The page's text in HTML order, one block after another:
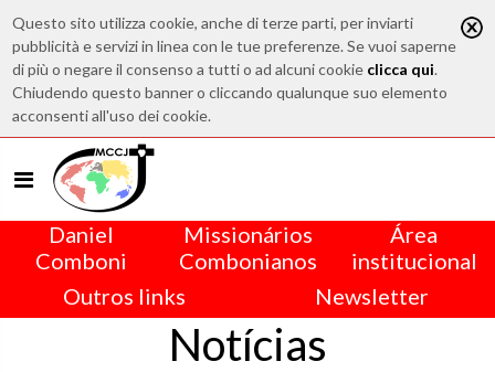
Questo sito utilizza cookie, anche di terze parti, per inviarti
pubblicità e servizi in linea con le tue preferenze. Se vuoi saperne
di più o negare il consenso a tutti o ad alcuni cookie clicca qui.
Chiudendo questo banner o cliccando qualunque suo elemento
acconsenti all'uso dei cookie.
Daniel
Comboni
Missionários
Combonianos
Área
institucional
Outros links
Newsletter
Notícias